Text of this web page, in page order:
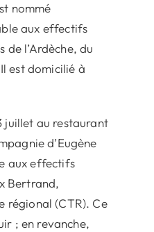
nommé
aux effectifs
l’Ardèche, du
est domicilié à
juillet au restaurant
d’Eugène
aux effectifs
Bertrand,
régional (CTR). Ce
; en revanche,